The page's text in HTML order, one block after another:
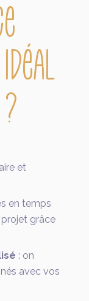
et
en temps
grâce
: on
avec vos